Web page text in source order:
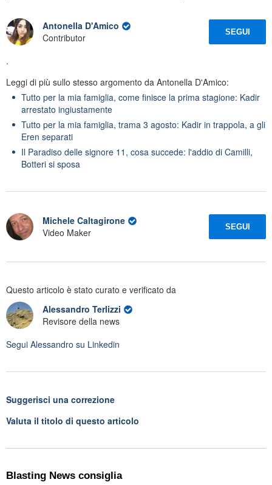
Antonella D'Amico
Contributor
SEGUI
.
Leggi di più sullo stesso argomento da Antonella D'Amico:
Tutto per la mia famiglia, come finisce la prima stagione: Kadir
arrestato ingiustamente
Tutto per la mia famiglia, trama 3 agosto: Kadir in trappola, a gli
Eren separati
Il Paradiso delle signore 11, cosa succede: l'addio di Camilli,
Botteri si sposa
Michele Caltagirone
Video Maker
SEGUI
Questo articolo è stato curato e verificato da
Alessandro Terlizzi
Revisore della news
Segui Alessandro su Linkedin
Suggerisci una correzione
Valuta il titolo di questo articolo
Blasting News consiglia